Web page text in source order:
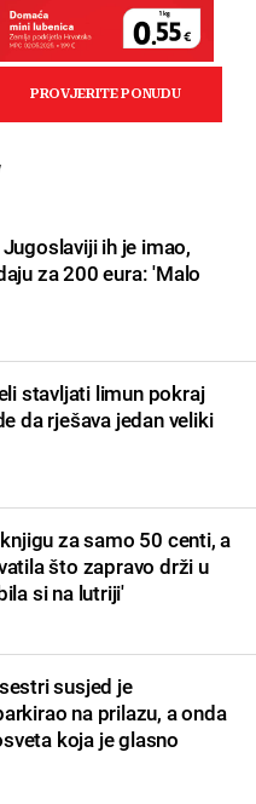
ih je imao,
za 200 eura: 'Malo
stavljati limun pokraj
da rješava jedan veliki
za samo 50 centi, a
što zapravo drži u
si na lutriji'
susjed je
na prilazu, a onda
koja je glasno